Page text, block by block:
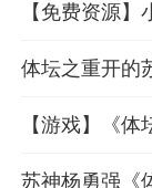
【游戏】《